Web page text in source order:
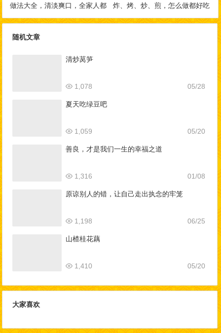
做法大全，清淡爽口，全家人都
爱吃！
炸、烤、炒、煎，怎么做都好吃
随机文章
清炒莴笋
05/28
1,078
夏天吃绿豆吧
05/20
1,059
善良，才是我们一生的幸福之道
01/08
1,316
原谅别人的错，让自己走出执念的牢笼
06/25
1,198
山楂桂花藕
05/20
1,410
大家喜欢